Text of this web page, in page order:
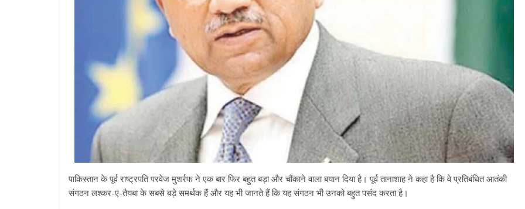
पाकिस्तान के पूर्व राष्ट्रपति परवेज मुशर्रफ ने एक बार फिर बहुत बड़ा और चौंकाने वाला बयान दिया है। पूर्व तानाशाह ने कहा है कि वे प्रतिबंधित आतंकी
संगठन लश्कर-ए-तैयबा के सबसे बड़े समर्थक हैं और यह भी जानते हैं कि यह संगठन भी उनको बहुत पसंद करता है।